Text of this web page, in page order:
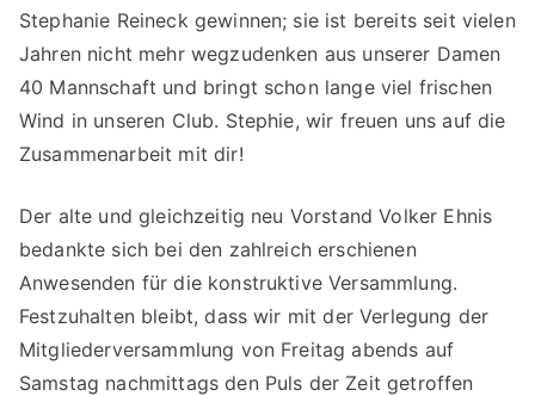
Stephanie Reineck gewinnen; sie ist bereits seit vielen
Jahren nicht mehr wegzudenken aus unserer Damen
40 Mannschaft und bringt schon lange viel frischen
Wind in unseren Club. Stephie, wir freuen uns auf die
Zusammenarbeit mit dir!
Der alte und gleichzeitig neu Vorstand Volker Ehnis
bedankte sich bei den zahlreich erschienen
Anwesenden für die konstruktive Versammlung.
Festzuhalten bleibt, dass wir mit der Verlegung der
Mitgliederversammlung von Freitag abends auf
Samstag nachmittags den Puls der Zeit getroffen